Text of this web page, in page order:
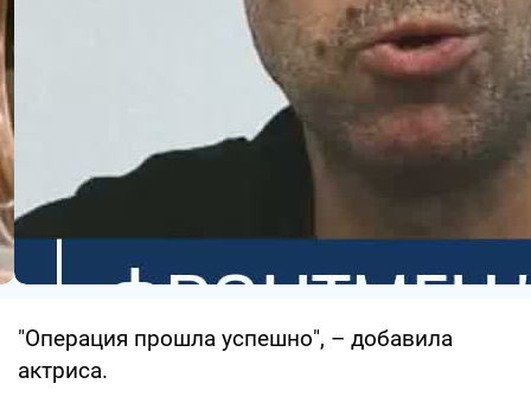
"Операция прошла успешно", – добавила
актриса.